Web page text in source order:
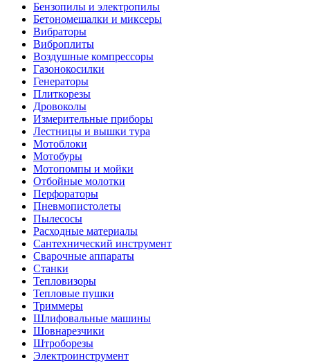
Бензопилы и электропилы
Бетономешалки и миксеры
Вибраторы
Виброплиты
Воздушные компрессоры
Газонокосилки
Генераторы
Плиткорезы
Дровоколы
Измерительные приборы
Лестницы и вышки тура
Мотоблоки
Мотобуры
Мотопомпы и мойки
Отбойные молотки
Перфораторы
Пневмопистолеты
Пылесосы
Расходные материалы
Сантехнический инструмент
Сварочные аппараты
Станки
Тепловизоры
Тепловые пушки
Триммеры
Шлифовальные машины
Шовнарезчики
Штроборезы
Электроинструмент